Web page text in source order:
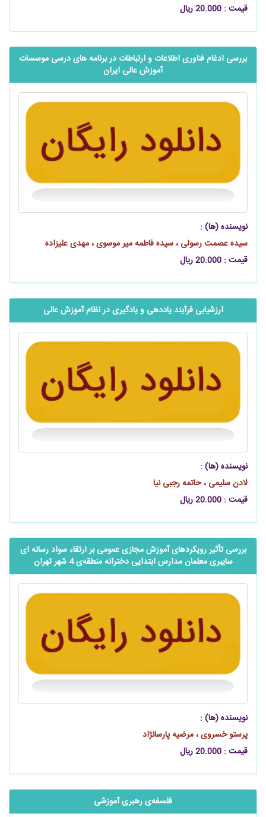
قیمت : 20.000 ریال
بررسی ادغام فناوری اطلاعات و ارتباطات در برنامه‌ های درسی موسسات
آموزش عالی ایران
نویسنده (ها) :
سیده عصمت رسولی ، سیده فاطمه میر موسوی ، مهدی علیزاده
قیمت : 20.000 ریال
ارزشیابی فرآیند یاددهی و یادگیری در نظام آموزش عالی
نویسنده (ها) :
لادن سلیمی ، حاتمه رجبی نیا
قیمت : 20.000 ریال
بررسی تأثیر رویکردهای آموزش مجازی عمومی بر ارتقاء سواد رسانه ای
سایبری معلمان مدارس ابتدایی دخترانه منطقه‌ی 4 شهر تهران
نویسنده (ها) :
پرستو خسروی ، مرضیه پارسانژاد
قیمت : 20.000 ریال
فلسفه‌ی رهبری آموزشی